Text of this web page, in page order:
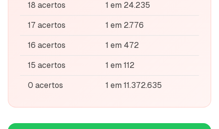
18 acertos 1 em 24.235
17 acertos 1 em 2.776
16 acertos 1 em 472
15 acertos 1 em 112
0 acertos 1 em 11.372.635